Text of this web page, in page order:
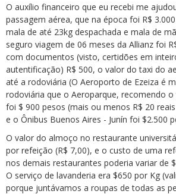
O auxílio financeiro que eu recebi me
passagem aérea, que na época foi R$
mala de até 23kg despachada e mala de
seguro viagem de 06 meses da Allianz foi
com documentos (visto, certidões em
autentificação) R$ 500, o valor do taxi do
até a rodoviária (O Aeroporto de Ezeiza é
rodoviária que o Aeroparque, recomendo o
foi $ 900 pesos (mais ou menos R$ 20
e o Ônibus Buenos Aires - Junín foi $2.500
O valor do almoço no restaurante
por refeição (R$ 7,00), e o custo de uma
nos demais restaurantes poderia variar de
O serviço de lavanderia era $650 por Kg
porque juntávamos a roupas de todas as